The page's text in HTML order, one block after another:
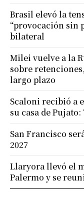
Brasil elevó la
“provocación sin
bilateral
Milei vuelve a la
sobre
largo plazo
Scaloni recibió a
su casa de
San Francisco
2027
Llaryora llevó el
Palermo y se